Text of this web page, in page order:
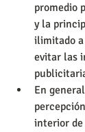
promedio
y la
ilimitado
evitar las
En
interior de